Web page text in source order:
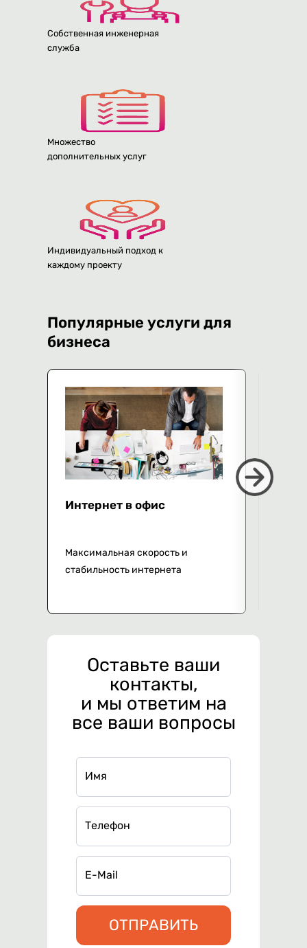
Собственная инженерная
служба
Множество
дополнительных услуг
Индивидуальный подход к
каждому проекту
Популярные услуги для
бизнеса
Интернет в офис
Максимальная скорость и
стабильность интернета
Оставьте ваши
контакты,
и мы ответим на
все ваши вопросы
Имя
Телефон
E-Mail
ОТПРАВИТЬ